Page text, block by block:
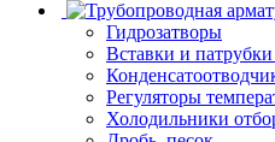
Гидрозатворы
Вставки и
Регуляторы
Холодильники